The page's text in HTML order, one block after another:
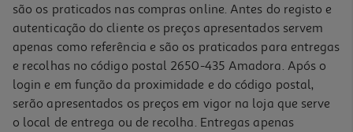
são os praticados nas compras online. Antes do registo e
autenticação do cliente os preços apresentados servem
apenas como referência e são os praticados para entregas
e recolhas no código postal 2650-435 Amadora. Após o
login e em função da proximidade e do código postal,
serão apresentados os preços em vigor na loja que serve
o local de entrega ou de recolha. Entregas apenas